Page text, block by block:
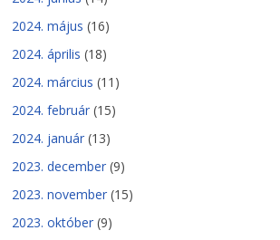
2024. május (16)
2024. április (18)
2024. március (11)
2024. február (15)
2024. január (13)
2023. december (9)
2023. november (15)
2023. október (9)